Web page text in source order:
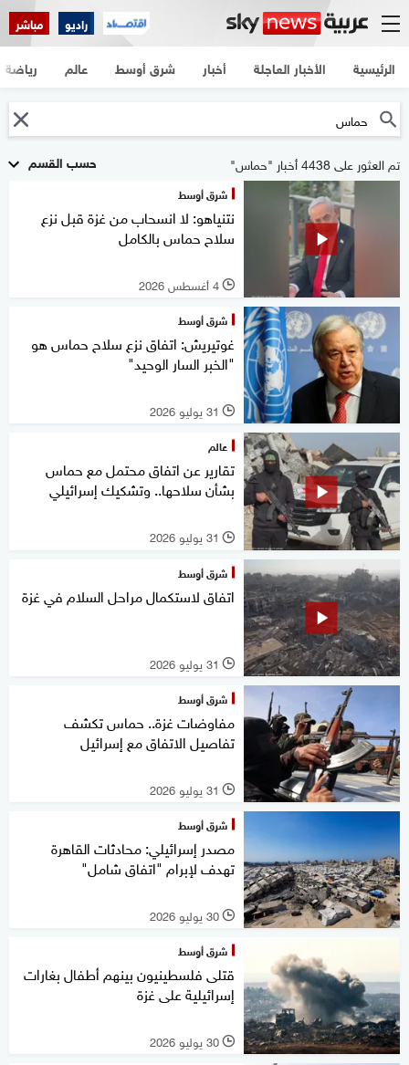
راديو مباشر
الرئيسية الأخبار العاجلة أخبار شرق أوسط عالم رياضة
حسب القسم تم العثور على 4438 أخبار "حماس"
شرق أوسط
نتنياهو: لا انسحاب من غزة قبل نزع
سلاح حماس بالكامل
l 4 أغسطس 2026
شرق أوسط
غوتيريش: اتفاق نزع سلاح حماس هو
"الخبر السار الوحيد"
l 31 يوليو 2026
عالم
تقارير عن اتفاق محتمل مع حماس
بشأن سلاحها.. وتشكيك إسرائيلي
l 31 يوليو 2026
شرق أوسط
اتفاق لاستكمال مراحل السلام في غزة
l 31 يوليو 2026
شرق أوسط
مفاوضات غزة.. حماس تكشف
تفاصيل الاتفاق مع إسرائيل
l 31 يوليو 2026
شرق أوسط
مصدر إسرائيلي: محادثات القاهرة
تهدف لإبرام "اتفاق شامل"
l 30 يوليو 2026
شرق أوسط
قتلى فلسطينيون بينهم أطفال بغارات
إسرائيلية على غزة
l 30 يوليو 2026